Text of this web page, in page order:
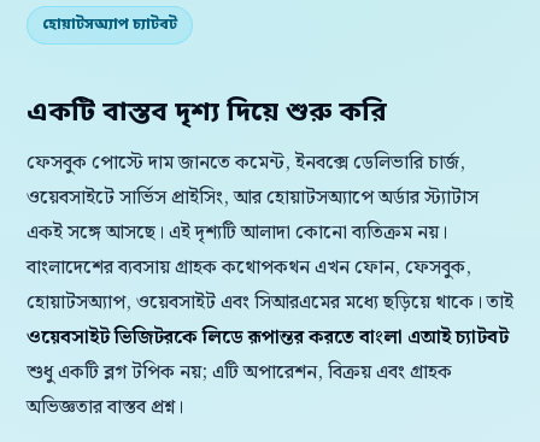
হোয়াটসঅ্যাপ চ্যাটবট
একটি বাস্তব দৃশ্য দিয়ে শুরু করি
ফেসবুক পোস্টে দাম জানতে কমেন্ট, ইনবক্সে ডেলিভারি চার্জ,
ওয়েবসাইটে সার্ভিস প্রাইসিং, আর হোয়াটসঅ্যাপে অর্ডার স্ট্যাটাস
একই সঙ্গে আসছে। এই দৃশ্যটি আলাদা কোনো ব্যতিক্রম নয়।
বাংলাদেশের ব্যবসায় গ্রাহক কথোপকথন এখন ফোন, ফেসবুক,
হোয়াটসঅ্যাপ, ওয়েবসাইট এবং সিআরএমের মধ্যে ছড়িয়ে থাকে। তাই
ওয়েবসাইট ভিজিটরকে লিডে রূপান্তর করতে বাংলা এআই চ্যাটবট
শুধু একটি ব্লগ টপিক নয়; এটি অপারেশন, বিক্রয় এবং গ্রাহক
অভিজ্ঞতার বাস্তব প্রশ্ন।